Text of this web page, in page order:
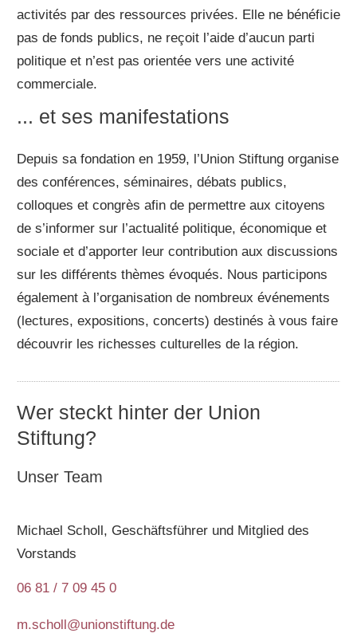
activités par des ressources privées. Elle ne bénéficie
pas de fonds publics, ne reçoit l’aide d’aucun parti
politique et n’est pas orientée vers une activité
commerciale.
... et ses manifestations
Depuis sa fondation en 1959, l’Union Stiftung organise
des conférences, séminaires, débats publics,
colloques et congrès afin de permettre aux citoyens
de s’informer sur l’actualité politique, économique et
sociale et d’apporter leur contribution aux discussions
sur les différents thèmes évoqués. Nous participons
également à l’organisation de nombreux événements
(lectures, expositions, concerts) destinés à vous faire
découvrir les richesses culturelles de la région.
Wer steckt hinter der Union
Stiftung?
Unser Team
Michael Scholl, Geschäftsführer und Mitglied des
Vorstands
06 81 / 7 09 45 0
m.scholl@unionstiftung.de